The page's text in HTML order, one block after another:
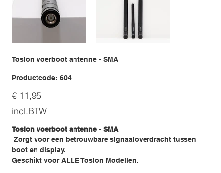
Toslon voerboot antenne - SMA
Productcode: Productcode
604
604
Prijs
€ 11,95
incl.BTW
Toslon voerboot antenne - SMA
Zorgt voor een betrouwbare signaaloverdracht tussen
boot en display.
Geschikt voor ALLE Toslon Modellen.